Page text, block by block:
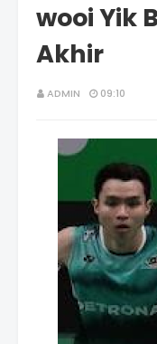
wooi Yik
Akhir
ADMIN 09:10